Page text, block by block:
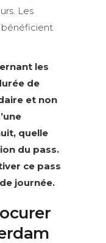
Les
bénéficient
les
de
et non
quelle
du pass.
ce pass
journée.